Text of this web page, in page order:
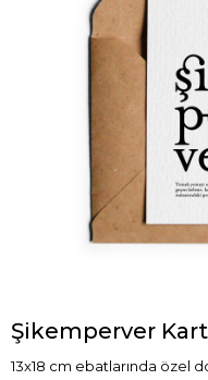
Şikemperver
13x18 cm ebatlarında özel